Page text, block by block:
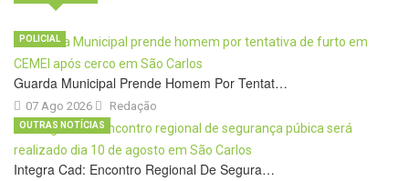
Guarda Municipal Prende Homem Por Tentat…
07 Ago 2026
POLICIAL
Redação
Integra Cad: Encontro Regional De Segura…
OUTRAS NOTÍCIAS